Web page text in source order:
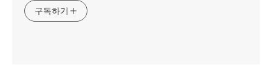
구독하기